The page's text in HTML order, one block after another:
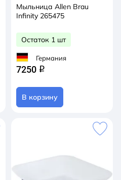
Мыльница Allen Brau
Infinity 265475
Остаток 1 шт
Германия
7250 q
В корзину